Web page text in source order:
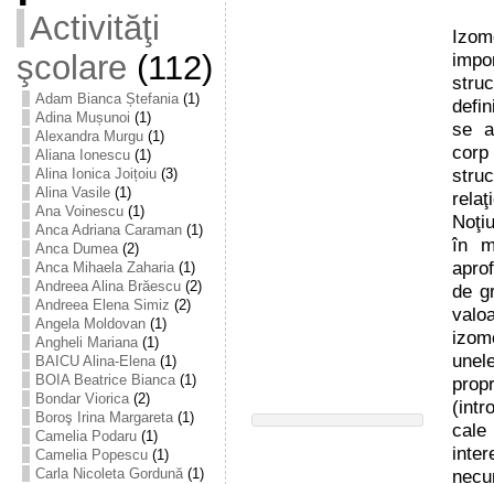
Activităţi
şcolare (112)
Adam Bianca Ștefania(1)
Adina Mușunoi (1)
Alexandra Murgu(1)
Aliana Ionescu(1)
Alina Ionica Joițoiu(3)
Alina Vasile(1)
Ana Voinescu(1)
Anca Adriana Caraman(1)
Anca Dumea(2)
Anca Mihaela Zaharia(1)
Andreea Alina Brăescu(2)
Andreea Elena Simiz (2)
Angela Moldovan(1)
Angheli Mariana(1)
BAICU Alina-Elena(1)
BOIA Beatrice Bianca(1)
Bondar Viorica(2)
Boroş Irina Margareta(1)
Camelia Podaru(1)
Camelia Popescu(1)
Carla Nicoleta Gordună(1)
se
în
de